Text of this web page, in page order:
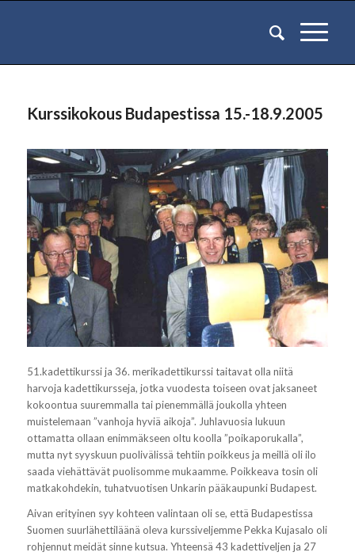
Kurssikokous Budapestissa 15.-18.9.2005
51.kadettikurssi ja 36. merikadettikurssi taitavat olla niitä
harvoja kadettikursseja, jotka vuodesta toiseen ovat jaksaneet
kokoontua suuremmalla tai pienemmällä joukolla yhteen
muistelemaan ”vanhoja hyviä aikoja”. Juhlavuosia lukuun
ottamatta ollaan enimmäkseen oltu koolla ”poikaporukalla”,
mutta nyt syyskuun puolivälissä tehtiin poikkeus ja meillä oli ilo
saada viehättävät puolisomme mukaamme. Poikkeava tosin oli
matkakohdekin, tuhatvuotisen Unkarin pääkaupunki Budapest.
Aivan erityinen syy kohteen valintaan oli se, että Budapestissa
Suomen suurlähettiläänä oleva kurssiveljemme Pekka Kujasalo oli
rohjennut meidät sinne kutsua. Yhteensä 43 kadettiveljen ja 27